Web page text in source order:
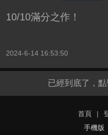
10/10滿分之作！
2024-6-14 16:53:50
已經到底了，
首頁 |
手機版